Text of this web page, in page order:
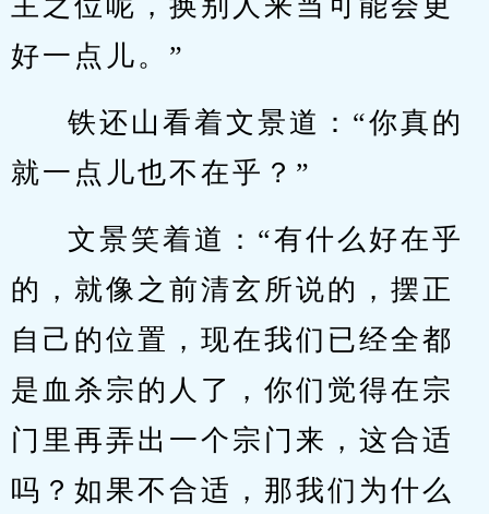
好一点儿。”
铁还山看着文景道：“你真的
就一点儿也不在乎？”
文景笑着道：“有什么好在乎
的，就像之前清玄所说的，摆正
自己的位置，现在我们已经全都
是血杀宗的人了，你们觉得在宗
门里再弄出一个宗门来，这合适
吗？如果不合适，那我们为什么